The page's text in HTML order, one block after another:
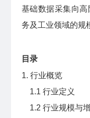
基础数据采集向
务及工业领域的规
目录
1. 行业概览
1.1 行业定义
1.2 行业规模与